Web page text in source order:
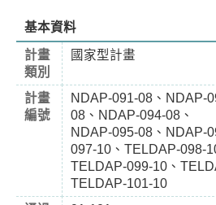
基本資料
計畫
類別
國家型計畫
計畫
編號
NDAP-091-08、NDAP-
08、NDAP-094-08、
NDAP-095-08、NDAP-
097-10、TELDAP-098-
TELDAP-099-10、
TELDAP-101-10